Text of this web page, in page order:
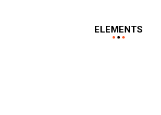
ELEMENTS